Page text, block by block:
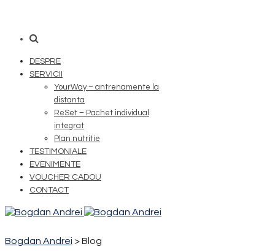
DESPRE
SERVICII
YourWay – antrenamente la
distanta
ReSet – Pachet individual
integrat
Plan nutritie
TESTIMONIALE
EVENIMENTE
VOUCHER CADOU
CONTACT
Bogdan Andrei >Blog